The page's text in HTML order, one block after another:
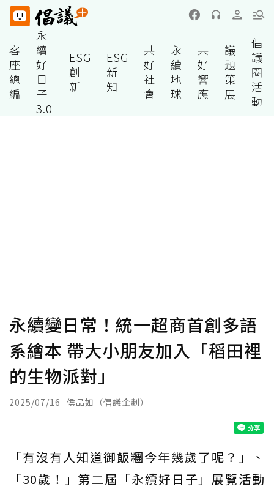
客
座
總
編
永
續
好
日
子
3.0
ESG
創
新
ESG
新
知
共
好
社
會
永
續
地
球
共
好
響
應
議
題
策
展
倡
議
圈
活
動
永續變日常！統一超商首創多語
系繪本 帶大小朋友加入「稻田裡
的生物派對」
2025/07/16 侯品如（倡議企劃）
「有沒有人知道御飯糰今年幾歲了呢？」、
「30歲！」第二屆「永續好日子」展覽活動